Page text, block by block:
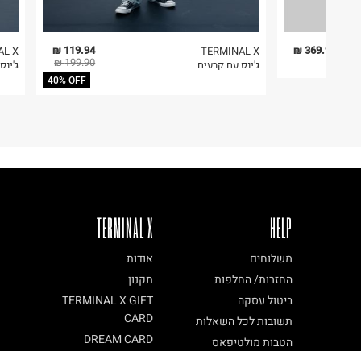
X
119.94 ₪
199.90 ₪
40% OFF
TERMINAL X
ג'ינס עם קרעים
369.90 ₪
TERMINAL X
אודות
תקנון
TERMINAL X GIFT
CARD
DREAM CARD
HELP
משלוחים
החזרות/ החלפות
ביטול עסקה
תשובות לכל השאלות
הטבות מולטיפאס